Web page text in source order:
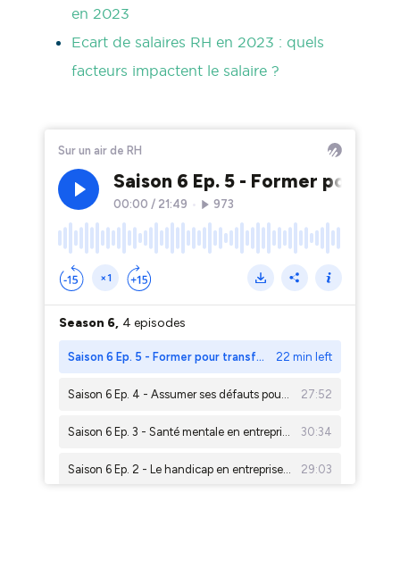
en 2023
Ecart de salaires RH en 2023 : quels
facteurs impactent le salaire ?